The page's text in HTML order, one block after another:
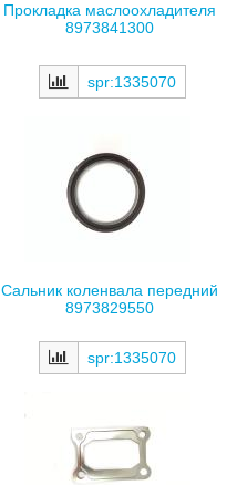
Прокладка маслоохладителя
8973841300
spr:1335070
Сальник коленвала передний
8973829550
spr:1335070